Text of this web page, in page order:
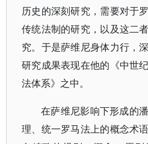
历史的深刻研究，需要对于
传统法制的研究，以及这二
究。于是萨维尼身体力行，
研究成果表现在他的《中世
法体系》之中。
在萨维尼影响下形成的
理、统一罗马法上的概念术